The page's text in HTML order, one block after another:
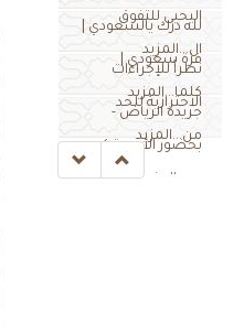
اليحيى للتفوق
ال...المزيد
لله درك يالسعودي |
فزة سعودي |
كلما...المزيد
نظراً للإجراءات
الاحترازية للحد
من...المزيد
جريدة الرياض -
بحضور الأمير تركي
بن...المزيد